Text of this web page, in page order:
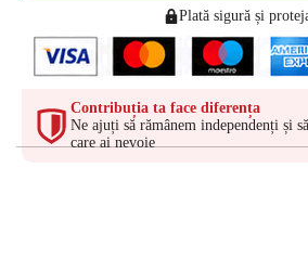
Plată sigură și
Contribuția ta face diferența
Ne ajuți să rămânem independenți și
care ai nevoie